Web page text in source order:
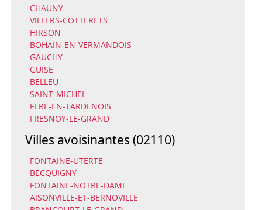
CHAUNY
VILLERS-COTTERETS
HIRSON
BOHAIN-EN-VERMANDOIS
GAUCHY
GUISE
BELLEU
SAINT-MICHEL
FERE-EN-TARDENOIS
FRESNOY-LE-GRAND
Villes avoisinantes (02110)
FONTAINE-UTERTE
BECQUIGNY
FONTAINE-NOTRE-DAME
AISONVILLE-ET-BERNOVILLE